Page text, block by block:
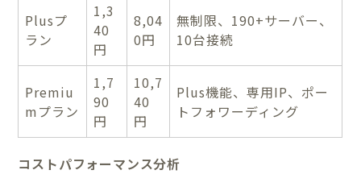
Plusプ
ラン
1,3
40
円
8,04
0円
無制限、190+サーバー、
10台接続
Premiu
mプラン
1,7
90
円
10,7
40
円
Plus機能、専用IP、ポー
トフォワーディング
コストパフォーマンス分析